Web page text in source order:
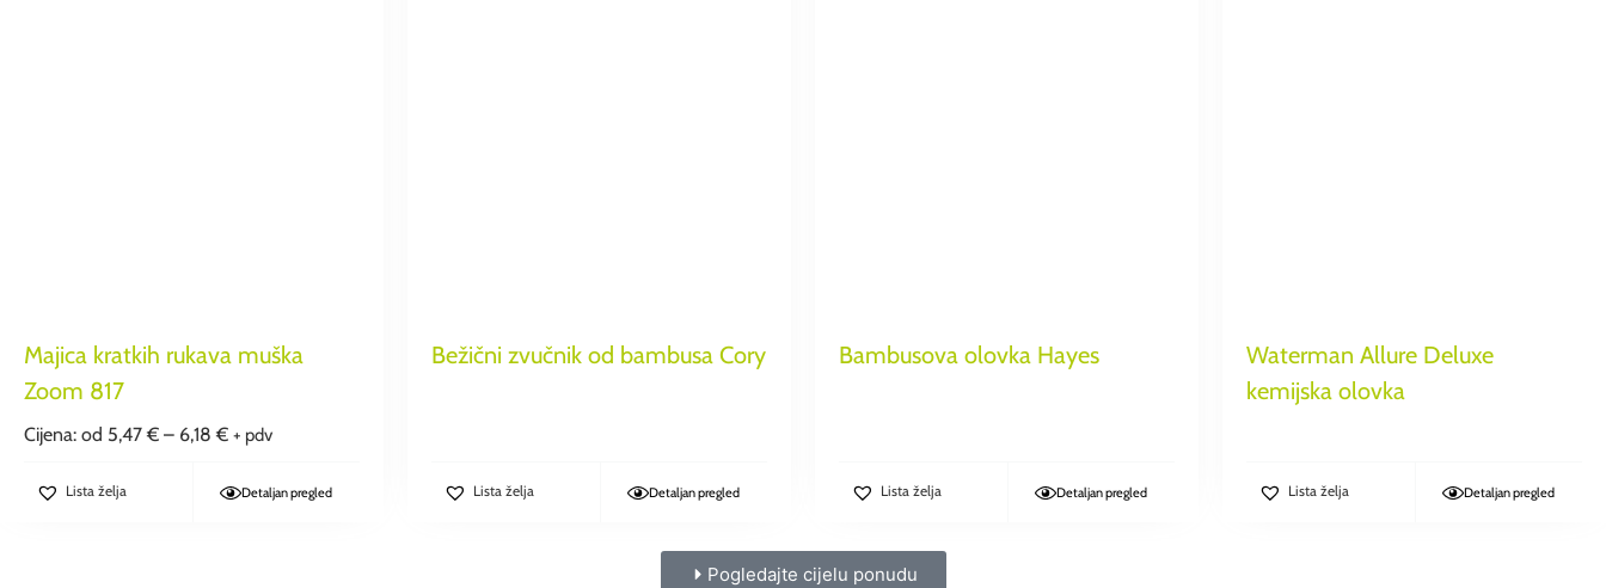
Majica kratkih rukava muška
Zoom 817
Cijena: od 5,47€ – 6,18€ + pdv
Lista želja Detaljan pregled
Bežični zvučnik od bambusa Cory
Lista želja Detaljan pregled
Bambusova olovka Hayes
Lista želja Detaljan pregled
Waterman Allure Deluxe
kemijska olovka
Lista želja Detaljan pregled
Pogledajte cijelu ponudu